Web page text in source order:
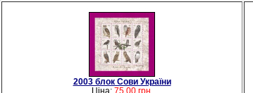
2003 блок Сови України
Ціна: 75.00 грн.